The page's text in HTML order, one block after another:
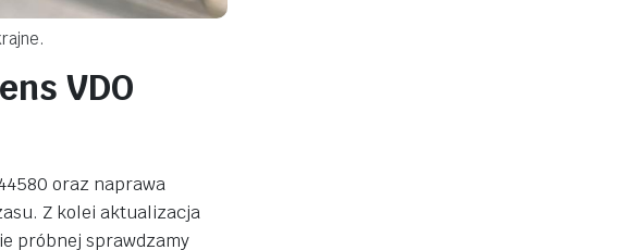
VDO
oraz naprawa
Z kolei aktualizacja
próbnej sprawdzamy